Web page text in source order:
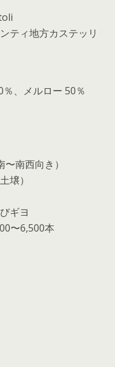
ティ地方カステッリ
、メルロー 50％
南西向き）
壌）
ギヨ
〜6,500本